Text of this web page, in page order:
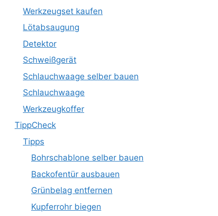
Werkzeugset kaufen
Lötabsaugung
Detektor
Schweißgerät
Schlauchwaage selber bauen
Schlauchwaage
Werkzeugkoffer
TippCheck
Tipps
Bohrschablone selber bauen
Backofentür ausbauen
Grünbelag entfernen
Kupferrohr biegen